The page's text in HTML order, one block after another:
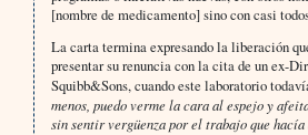
[nombre de medicamento] sino con casi
La carta termina expresando la liberación
presentar su renuncia con la cita de un ex-
Squibb&Sons, cuando este laboratorio
menos, puedo verme la cara al espejo y
sin sentir vergüenza por el trabajo que